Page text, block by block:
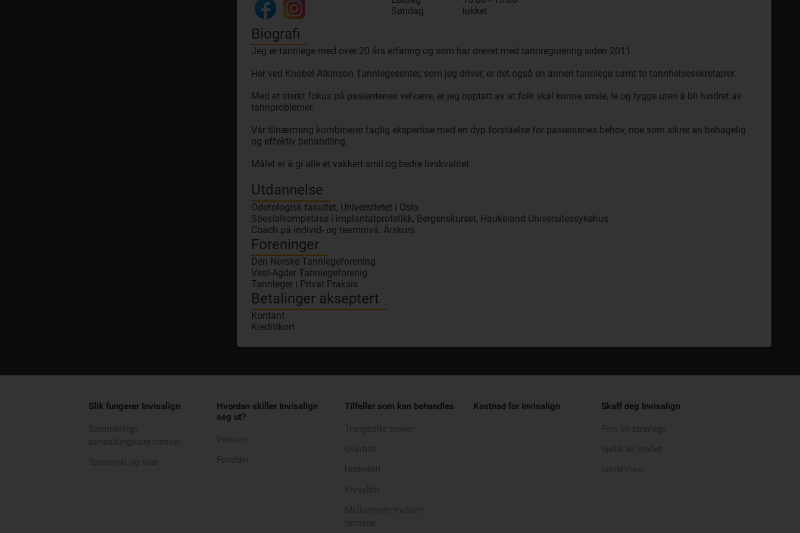
Søndag
lukket
Biografi
Jeg er tannlege med over 20 års erfaring og som har drevet med tannregulering siden 2011.
Her ved Knobel Atkinson Tannlegesenter, som jeg driver, er det også en annen tannlege samt to tannhelsesekretærer.
Med et sterkt fokus på pasientenes velvære, er jeg opptatt av at folk skal kunne smile, le og tygge uten å bli hindret av
tannproblemer.
Vår tilnærming kombinerer faglig ekspertise med en dyp forståelse for pasientenes behov, noe som sikrer en behagelig
og effektiv behandling.
Målet er å gi alle et vakkert smil og bedre livskvalitet
Utdannelse
Odotologisk fakultet, Universitetet i Oslo
Spesialkompetase i implantatprotetikk, Bergenskurset, Haukeland Universitessykehus
Coach på individ- og teamnivå. Årskurs
Foreninger
Den Norske Tannlegeforening
Vest-Agder Tannlegeforenig
Tannleger i Privat Praksis
Betalinger akseptert
Kontant
Kredittkort
Slik fungerer Invisalign
Hvordan skiller Invisalign
seg ut?
Tilfeller som kan behandles Kostnad for Invisalign Skaff deg Invisalign